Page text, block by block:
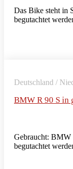
Das Bike steht in
begutachtet
Deutschland /
BMW R 90 S in
Gebraucht: BMW
begutachtet